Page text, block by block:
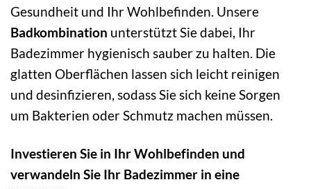
Gesundheit und Ihr Wohlbefinden. Unsere
Badkombination unterstützt Sie dabei, Ihr
Badezimmer hygienisch sauber zu halten. Die
glatten Oberflächen lassen sich leicht reinigen
und desinfizieren, sodass Sie sich keine Sorgen
um Bakterien oder Schmutz machen müssen.
Investieren Sie in Ihr Wohlbefinden und
verwandeln Sie Ihr Badezimmer in eine